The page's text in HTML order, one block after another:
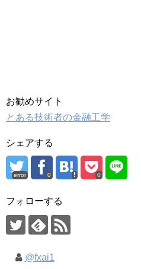
お勧めサイト
とある技術者の金融工学
シェアする
error 0 0
フォローする
@fxai1